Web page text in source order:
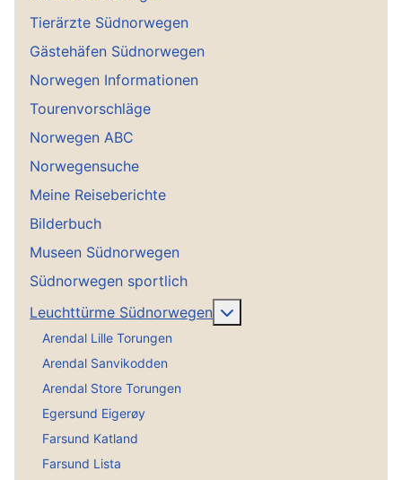
Tierärzte Südnorwegen
Gästehäfen Südnorwegen
Norwegen Informationen
Tourenvorschläge
Norwegen ABC
Norwegensuche
Meine Reiseberichte
Bilderbuch
Museen Südnorwegen
Südnorwegen sportlich
Leuchttürme Südnorwegen
Arendal Lille Torungen
Arendal Sanvikodden
Arendal Store Torungen
Egersund Eigerøy
Farsund Katland
Farsund Lista